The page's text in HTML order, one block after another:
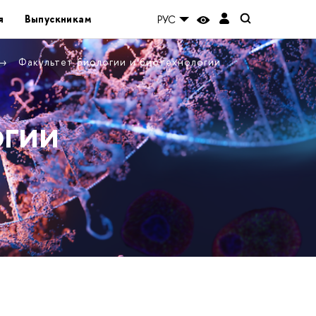
Выпускникам РУС
Факультет биологии и биотехнологии